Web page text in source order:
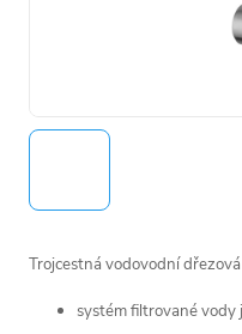
Trojcestná vodovodní
systém filtrované vody